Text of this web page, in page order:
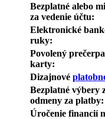
Bezplatné alebo
za vedenie účtu:
Elektronické
ruky:
Povolený
karty:
Dizajnové
Bezplatné výbery
odmeny za platby:
Úročenie financií